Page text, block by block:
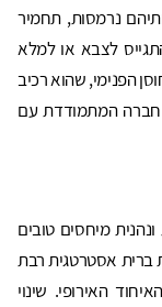
נרמסות, תחמיר
לצבא או למלא
הפנימי, שהוא רכיב
חברה המתמודדת עם
מיחסים טובים
ברית אסטרטגית רבת
האירופי. שינוי